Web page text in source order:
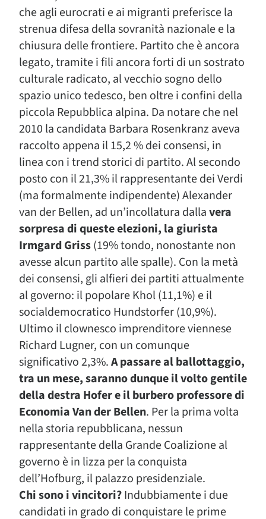
che agli eurocrati e ai migranti preferisce la
strenua difesa della sovranità nazionale e la
chiusura delle frontiere. Partito che è ancora
legato, tramite i fili ancora forti di un sostrato
culturale radicato, al vecchio sogno dello
spazio unico tedesco, ben oltre i confini della
piccola Repubblica alpina. Da notare che nel
2010 la candidata Barbara Rosenkranz aveva
raccolto appena il 15,2 % dei consensi, in
linea con i trend storici di partito. Al secondo
posto con il 21,3% il rappresentante dei Verdi
(ma formalmente indipendente) Alexander
van der Bellen, ad un’incollatura dallavera
sorpresa di queste elezioni, la giurista
Irmgard Griss(19% tondo, nonostante non
avesse alcun partito alle spalle). Con la metà
dei consensi, gli alfieri dei partiti attualmente
al governo: il popolare Khol (11,1%) e il
socialdemocratico Hundstorfer (10,9%).
Ultimo il clownesco imprenditore viennese
Richard Lugner, con un comunque
significativo 2,3%.A passare al ballottaggio,
tra un mese, saranno dunque il volto gentile
della destra Hofer e il burbero professore di
Economia Van der Bellen. Per la prima volta
nella storia repubblicana, nessun
rappresentante della Grande Coalizione al
governo è in lizza per la conquista
dell’Hofburg, il palazzo presidenziale.
Chi sono i vincitori?Indubbiamente i due
candidati in grado di conquistare le prime